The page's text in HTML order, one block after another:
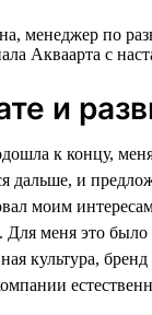
и
к концу,
дальше, и
моим
Для меня это
культура,